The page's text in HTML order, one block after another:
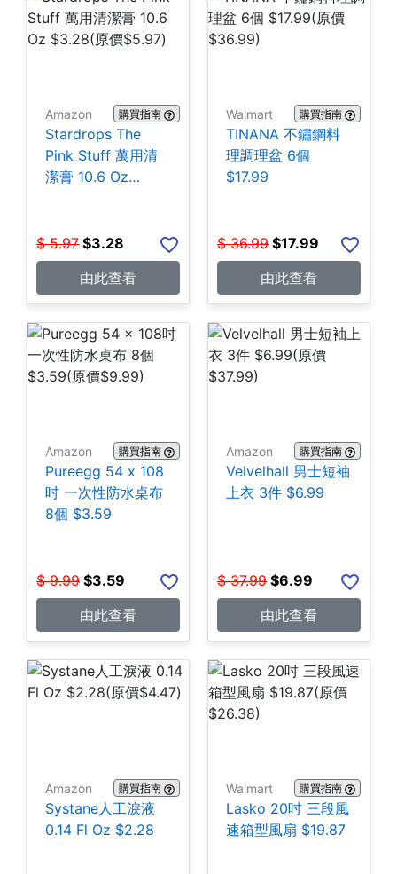
Amazon 購買指南
Stardrops The
Pink Stuff 萬用清
潔膏 10.6 Oz
$ 5.97 $3.28
由此查看
Walmart 購買指南
TINANA 不鏽鋼料
理調理盆 6個
$17.99
$ 36.99 $17.99
由此查看
Amazon 購買指南
Pureegg 54 x 108
吋 一次性防水桌布
8個 $3.59
$ 9.99 $3.59
由此查看
Amazon 購買指南
Velvelhall 男士短袖
上衣 3件 $6.99
$ 37.99 $6.99
由此查看
Amazon 購買指南
Systane人工淚液
0.14 Fl Oz $2.28
Walmart 購買指南
Lasko 20吋 三段風
速箱型風扇 $19.87